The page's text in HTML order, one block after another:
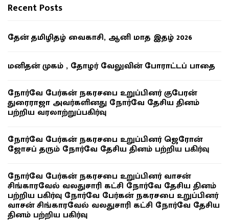
Recent Posts
தேன் தமிழிதழ் வைகாசி, ஆனி மாத இதழ் 2026
மனிதன் முகம் , தோழர் வேலுவின் போராட்டப் பாதை
நோர்வே பேர்கன் நகரசபை உறுப்பினர் குபேரன்
துரைராஜா அவர்களினது நோர்வே தேசிய தினம்
பற்றிய வரலாற்றுப்பகிர்வு
நோர்வே பேர்கன் நகரசபை உறுப்பினர் ஜெரோன்
ஜோசப் தரும் நோர்வே தேசிய தினம் பற்றிய பகிர்வு
நோர்வே பேர்கன் நகரசபை உறுப்பினர் வாசன்
சிங்காரவேல் வலதுசாரி கட்சி நோர்வே தேசிய தினம்
பற்றிய பகிர்வு நோர்வே பேர்கன் நகரசபை உறுப்பினர்
வாசன் சிங்காரவேல் வலதுசாரி கட்சி நோர்வே தேசிய
தினம் பற்றிய பகிர்வு